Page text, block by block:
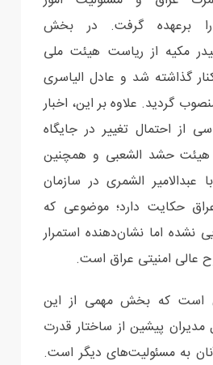
را برعهده گرفت. در بخش
مکیه از ریاست هیئت ملی
گذاشته شد و عادل الیاسری
گردید. علاوه بر این، اخبار
از احتمال تغییر در جایگاه
هیئت حشد الشعبی و همچنین
عبدالامیر الشمری در سازمان
عراق حکایت دارد؛ موضوعی که
نشده اما نشان‌دهنده استمرار
عالی امنیتی عراق است.
است که بخش مهمی از این
پیشین از ساختار قدرت
به مسئولیت‌های دیگر است.